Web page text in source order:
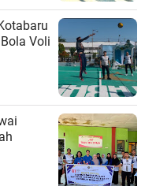
Voli